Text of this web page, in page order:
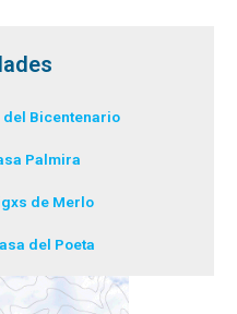
del Bicentenario
Palmira
de Merlo
del Poeta